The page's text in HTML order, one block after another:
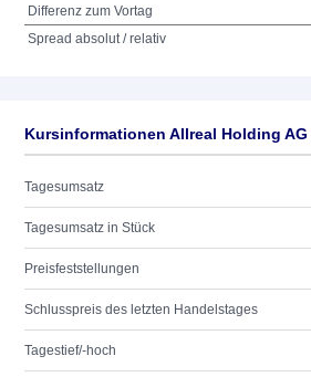
Differenz zum Vortag
Spread absolut / relativ
Kursinformationen Allreal Holding AG
Tagesumsatz
Tagesumsatz in Stück
Preisfeststellungen
Schlusspreis des letzten Handelstages
Tagestief/-hoch